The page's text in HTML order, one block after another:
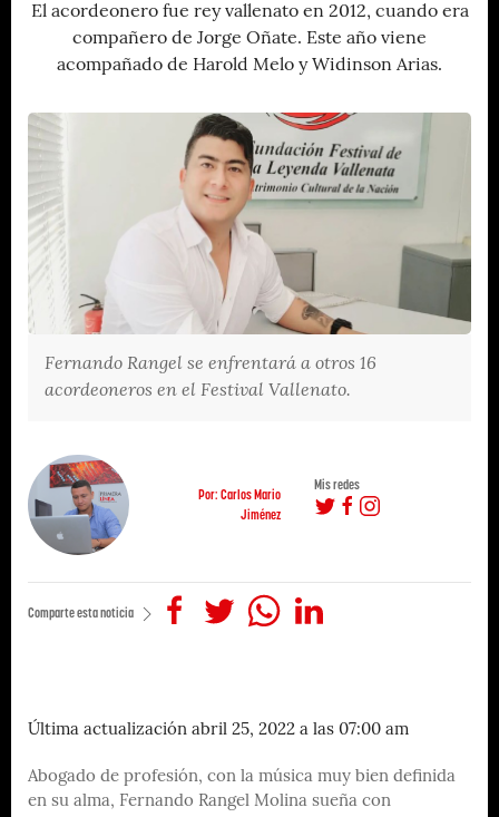
El acordeonero fue rey vallenato en 2012, cuando era
compañero de Jorge Oñate. Este año viene
acompañado de Harold Melo y Widinson Arias.
Fernando Rangel se enfrentará a otros 16
acordeoneros en el Festival Vallenato.
Por: Carlos Mario
Jiménez
Mis redes
Comparte esta noticia
Última actualización abril 25, 2022 a las 07:00 am
Abogado de profesión, con la música muy bien definida
en su alma, Fernando Rangel Molina sueña con